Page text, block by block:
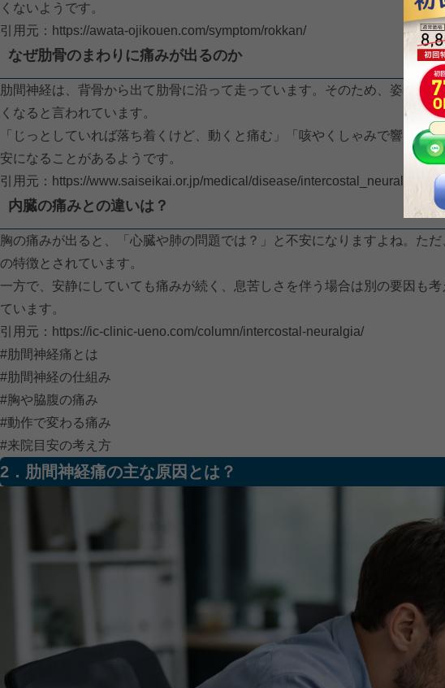
くないようです。
引用元： https://awata-ojikouen.com/symptom/rokkan/
なぜ肋骨のまわりに痛みが出るのか
肋間神経は、背骨から出て肋骨に沿って走っています。そのため、姿勢の
くなると言われています。
「じっとしていれば落ち着くけど、動くと痛む」「咳やくしゃみで響く感
安になることがあるようです。
引用元： https://www.saiseikai.or.jp/medical/disease/intercostal_neuralgia/
内臓の痛みとの違いは？
胸の痛みが出ると、「心臓や肺の問題では？」と不安になりますよね。た
の特徴とされています。
一方で、安静にしていても痛みが続く、息苦しさを伴う場合は別の要因も
ています。
引用元： https://ic-clinic-ueno.com/column/intercostal-neuralgia/
#肋間神経痛とは
#肋間神経の仕組み
#胸や脇腹の痛み
#動作で変わる痛み
#来院目安の考え方
2．肋間神経痛の主な原因とは？